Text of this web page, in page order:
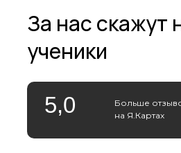
Больше
на Я.Картах
5,0
За нас скажут
ученики